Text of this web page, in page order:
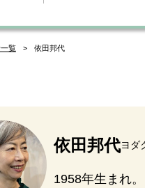
覧 依田邦代
依田邦代ヨダ
1958年生まれ